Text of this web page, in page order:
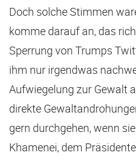
Doch solche Stimmen
komme darauf an, das
Sperrung von Trumps
ihm nur irgendwas
Aufwiegelung zur Gewalt
direkte
gern durchgehen, wenn
Khamenei, dem